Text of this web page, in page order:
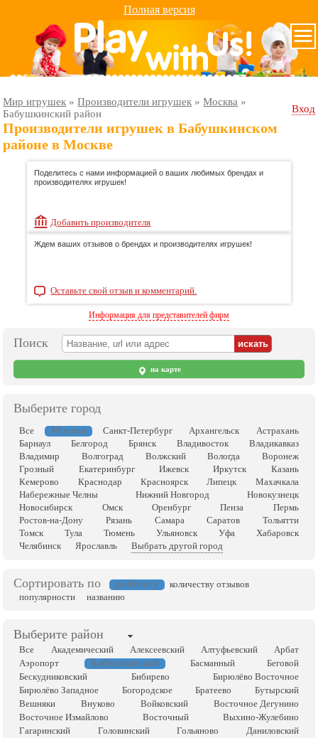
Полная версия
Мир игрушек »Производители игрушек »Москва »
Бабушкинский район
Вход
Производители игрушек в Бабушкинском
районе в Москве
Поделитесь с нами информацией о ваших любимых брендах и
производителях игрушек!
Добавить производителя
Ждем ваших отзывов о брендах и производителях игрушек!
Оставьте свой отзыв и комментарий.
Информация для представителей фирм
Поиск
на карте
Выберите город
Все Москва Санкт-Петербург Архангельск
Астрахань
Барнаул
Белгород Брянск Владивосток
Владикавказ
Владимир
Волгоград Волжский Вологда
Воронеж
Грозный
Екатеринбург Ижевск Иркутск
Казань
Кемерово
Краснодар Красноярск Липецк
Махачкала
Набережные Челны
Нижний Новгород
Новокузнецк
Новосибирск
Омск Оренбург Пенза
Пермь
Ростов-на-Дону
Рязань Самара Саратов
Тольятти
Томск
Тула Тюмень Ульяновск Уфа
Хабаровск
Челябинск
Ярославль Выбрать другой город
Сортировать по рейтингу
количеству отзывов
популярности
названию
Выберите район
Все Академический Алексеевский Алтуфьевский
Арбат
Аэропорт
Бабушкинский Басманный
Беговой
Бескудниковский
Бибирево
Бирюлёво Восточное
Бирюлёво Западное
Богородское Братеево
Бутырский
Вешняки
Внуково Войковский
Восточное Дегунино
Восточное Измайлово
Восточный
Выхино-Жулебино
Гагаринский
Головинский Гольяново
Даниловский